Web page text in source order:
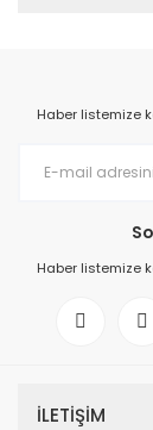
Haber listemize
Haber listemize
İLETİŞİM